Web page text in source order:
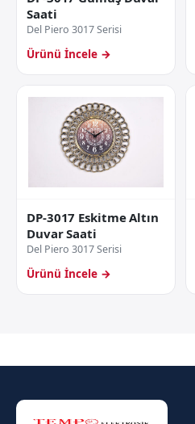
Saati
Del Piero 3017 Serisi
Ürünü İncele →
DP-3017 Eskitme Altın
Duvar Saati
Del Piero 3017 Serisi
Ürünü İncele →